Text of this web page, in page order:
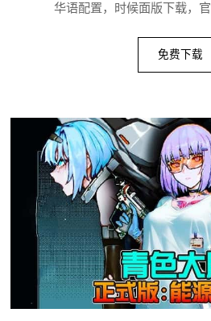
华语配置，时候面版下载，
免费下载